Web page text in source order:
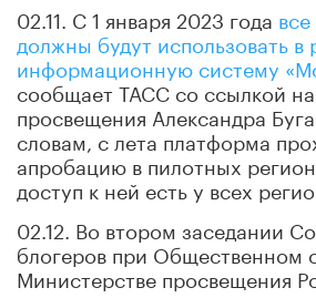
02.11. С 1 января 2023 года
должны будут использовать в
информационную систему
сообщает ТАСС со ссылкой
просвещения Александра
словам, с лета платформа
апробацию в пилотных
доступ к ней есть у всех
02.12. Во втором заседании
блогеров при Общественном
Министерстве просвещения